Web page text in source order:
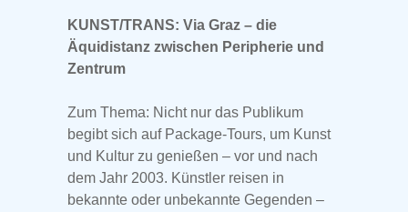
KUNST/TRANS: Via Graz – die
Äquidistanz zwischen Peripherie und
Zentrum
Zum Thema: Nicht nur das Publikum
begibt sich auf Package-Tours, um Kunst
und Kultur zu genießen – vor und nach
dem Jahr 2003. Künstler reisen in
bekannte oder unbekannte Gegenden –